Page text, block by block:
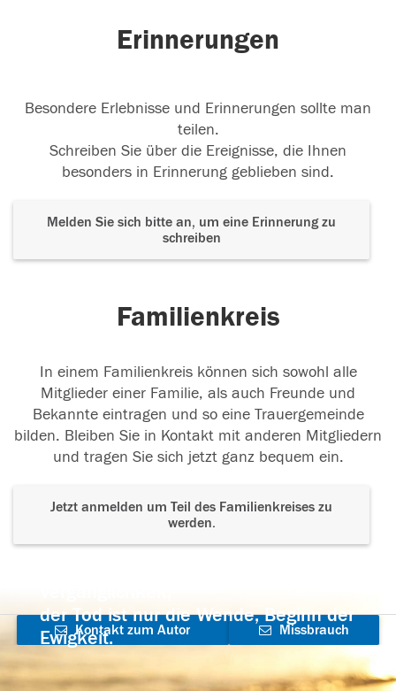
Erinnerungen
Besondere Erlebnisse und Erinnerungen sollte man
teilen.
Schreiben Sie über die Ereignisse, die Ihnen
besonders in Erinnerung geblieben sind.
Melden Sie sich bitte an, um eine Erinnerung zu
schreiben
Familienkreis
In einem Familienkreis können sich sowohl alle
Mitglieder einer Familie, als auch Freunde und
Bekannte eintragen und so eine Trauergemeinde
bilden. Bleiben Sie in Kontakt mit anderen Mitgliedern
und tragen Sie sich jetzt ganz bequem ein.
Jetzt anmelden um Teil des Familienkreises zu
werden.
der Tod ist nur die Wende, Beginn der
Ewigkeit.
Kontakt zum Autor
aufnehmen
Missbrauch